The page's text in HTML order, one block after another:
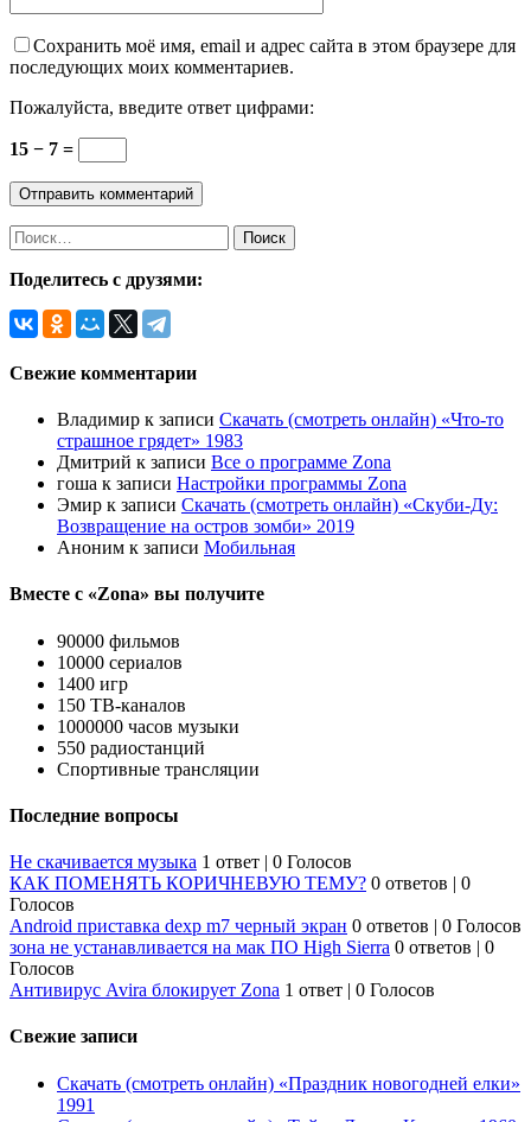
Сохранить моё имя, email и адрес сайта в этом браузере для
последующих моих комментариев.
Пожалуйста, введите ответ цифрами:
15 − 7 =
Найти:
Поделитесь с друзями:
Свежие комментарии
Владимир к записи Скачать (смотреть онлайн) «Что-то
страшное грядет» 1983
Дмитрий к записи Все о программе Zona
гоша к записи Настройки программы Zona
Эмир к записи Скачать (смотреть онлайн) «Скуби-Ду:
Возвращение на остров зомби» 2019
Аноним к записи Мобильная
Вместе с «Zona» вы получите
90000 фильмов
10000 сериалов
1400 игр
150 ТВ-каналов
1000000 часов музыки
550 радиостанций
Спортивные трансляции
Последние вопросы
Не скачивается музыка 1 ответ | 0 Голосов
КАК ПОМЕНЯТЬ КОРИЧНЕВУЮ ТЕМУ? 0 ответов | 0
Голосов
Android приставка dexp m7 черный экран 0 ответов | 0 Голосов
зона не устанавливается на мак ПО High Sierra 0 ответов | 0
Голосов
Антивирус Avira блокирует Zona 1 ответ | 0 Голосов
Свежие записи
Скачать (смотреть онлайн) «Праздник новогодней елки»
1991